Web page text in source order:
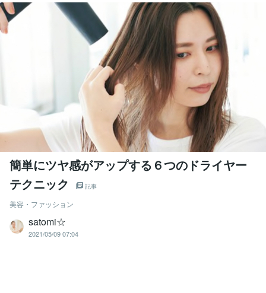
簡単にツヤ感がアップする６つのドライヤー
テクニック
記事
美容・ファッション
satomi☆
2021/05/09 07:04